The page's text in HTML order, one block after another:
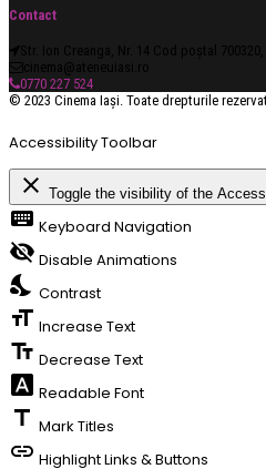
Contact
Str. Ion Creanga, Nr. 14 Cod poștal
cinema@ateneuiasi.ro
0770 227 524
© 2023 Cinema Iași. Toate drepturile
Accessibility Toolbar
close Toggle the visibility of the
keyboard Keyboard Navigation
visibility_off Disable Animations
nights_stay Contrast
format_size Increase Text
text_fields Decrease Text
font_download Readable Font
title Mark Titles
link Highlight Links & Buttons